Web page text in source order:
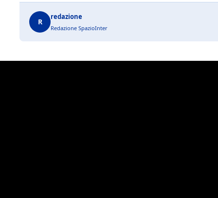
R
redazione
Redazione SpazioInter